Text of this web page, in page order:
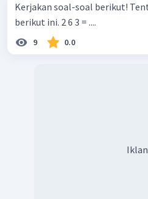
Kerjakan soal-soal berikut! Tentukan hasil pangkat tiga
berikut ini. 2 6 3 = ....
9 0.0
Iklan